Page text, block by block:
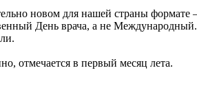
новом для нашей страны
День врача, а не
отмечается в первый месяц лета.